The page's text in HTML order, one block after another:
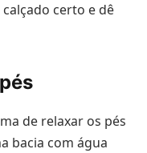
certo e dê
de relaxar os pés
bacia com água